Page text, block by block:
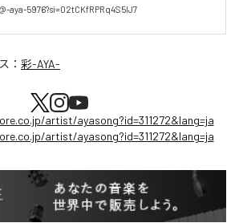
5976?si=02tCKfRPRq4S5lJ7
： 彩-AYA-
artist/ayasong?id=311272&lang=ja
artist/ayasong?id=311272&lang=ja